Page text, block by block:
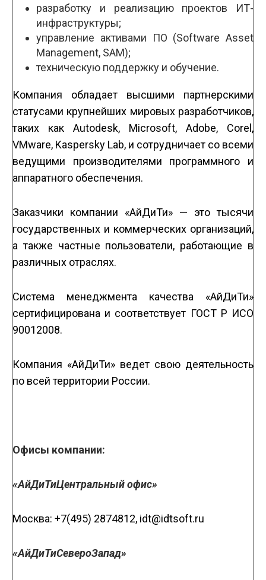
разработку и реализацию проектов ИT­
инфраструктуры;
управление активами ПО (Software Asset
Management, SAM);
техническую поддержку и обучение.
Компания обладает высшими партнерскими
статусами крупнейших мировых разработчиков,
таких как Autodesk, Microsoft, Adobe, Corel,
VMware, Kaspersky Lab, и сотрудничает со всеми
ведущими производителями программного и
аппаратного обеспечения.
Заказчики компании «АйДиТи» — это тысячи
государственных и коммерческих организаций,
а также частные пользователи, работающие в
различных отраслях.
Система менеджмента качества «АйДиТи»
сертифицирована и соответствует ГОСТ Р ИСО
9001­2008.
Компания «АйДиТи» ведет свою деятельность
по всей территории России.
Офисы компании:
«АйДиТи­Центральный офис»
Москва: +7(495) 287­4812, idt@idtsoft.ru
«АйДиТи­Северо­Запад»